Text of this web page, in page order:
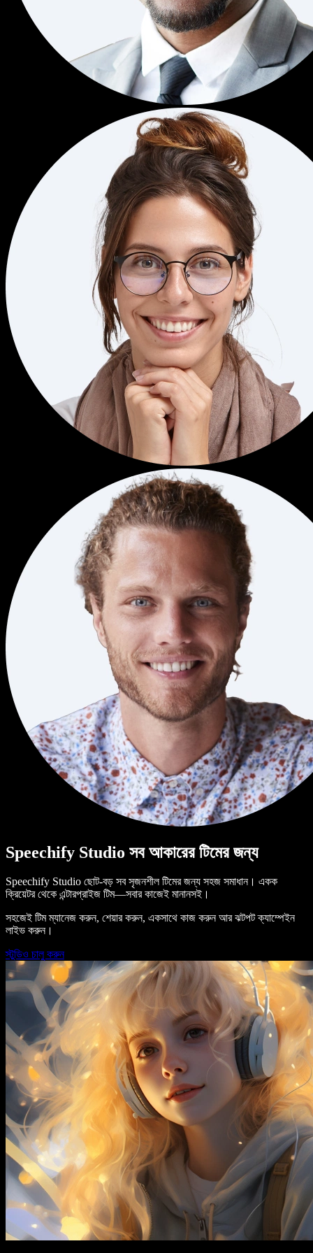
Speechify Studio সব আকারের টিমের জন্য
Speechify Studio ছোট-বড় সব সৃজনশীল টিমের জন্য সহজ সমাধান। একক
ক্রিয়েটর থেকে এন্টারপ্রাইজ টিম—সবার কাজেই মানানসই।
সহজেই টিম ম্যানেজ করুন, শেয়ার করুন, একসাথে কাজ করুন আর ঝটপট ক্যাম্পেইন
লাইভ করুন।
স্টুডিও চালু করুন